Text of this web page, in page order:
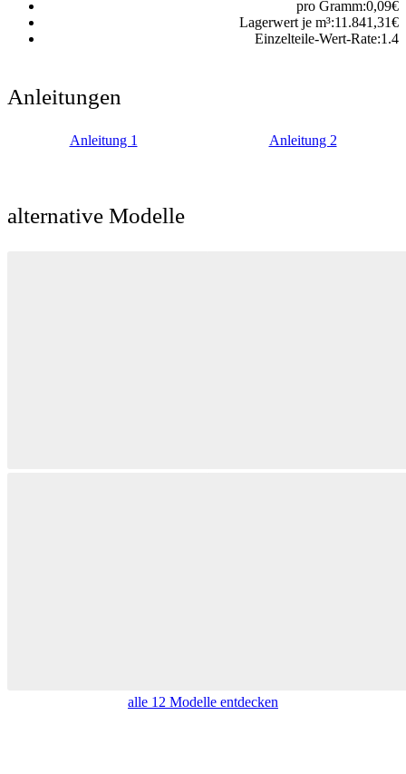
pro Gramm:0,09€
Lagerwert je m³:11.841,31€
Einzelteile-Wert-Rate:1.4
Anleitungen
Anleitung 1 Anleitung 2
alternative Modelle
alle 12 Modelle entdecken